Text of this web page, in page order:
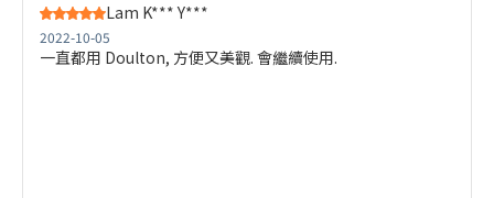
Lam K*** Y***
2022-10-05
一直都用 Doulton, 方便又美觀. 會繼續使用.